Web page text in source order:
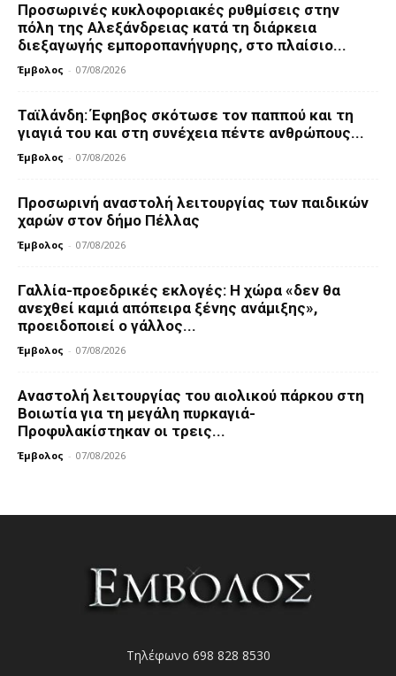
Προσωρινές κυκλοφοριακές ρυθμίσεις στην
πόλη της Αλεξάνδρειας κατά τη διάρκεια
διεξαγωγής εμποροπανήγυρης, στο πλαίσιο...
Έμβολος - 07/08/2026
Ταϊλάνδη: Έφηβος σκότωσε τον παππού και τη
γιαγιά του και στη συνέχεια πέντε ανθρώπους...
Έμβολος - 07/08/2026
Προσωρινή αναστολή λειτουργίας των παιδικών
χαρών στον δήμο Πέλλας
Έμβολος - 07/08/2026
Γαλλία-προεδρικές εκλογές: Η χώρα «δεν θα
ανεχθεί καμιά απόπειρα ξένης ανάμιξης»,
προειδοποιεί ο γάλλος...
Έμβολος - 07/08/2026
Αναστολή λειτουργίας του αιολικού πάρκου στη
Βοιωτία για τη μεγάλη πυρκαγιά-
Προφυλακίστηκαν οι τρεις...
Έμβολος - 07/08/2026
Τηλέφωνο 698 828 8530